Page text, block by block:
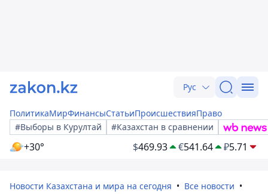
Рус
ПолитикаМирФинансыСтатьиПроисшествияПраво
#Выборы в Курултай
#Казахстан в сравнении
+30° $469.93 €541.64 ₽5.71
Новости Казахстана и мира на сегодня
Все новости